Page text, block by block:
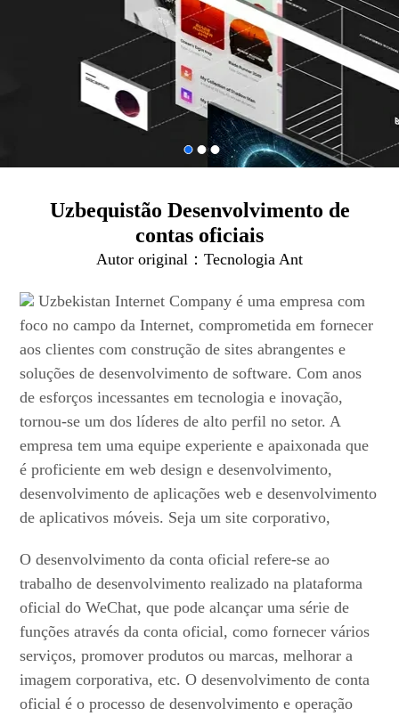
Uzbequistão Desenvolvimento de
contas oficiais
Autor original： Tecnologia Ant
Uzbekistan Internet Company é uma empresa com
foco no campo da Internet, comprometida em fornecer
aos clientes com construção de sites abrangentes e
soluções de desenvolvimento de software. Com anos
de esforços incessantes em tecnologia e inovação,
tornou-se um dos líderes de alto perfil no setor. A
empresa tem uma equipe experiente e apaixonada que
é proficiente em web design e desenvolvimento,
desenvolvimento de aplicações web e desenvolvimento
de aplicativos móveis. Seja um site corporativo,
O desenvolvimento da conta oficial refere-se ao
trabalho de desenvolvimento realizado na plataforma
oficial do WeChat, que pode alcançar uma série de
funções através da conta oficial, como fornecer vários
serviços, promover produtos ou marcas, melhorar a
imagem corporativa, etc. O desenvolvimento de conta
oficial é o processo de desenvolvimento e operação